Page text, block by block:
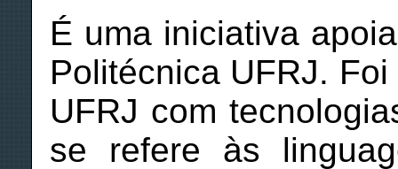
É uma iniciativa
Politécnica UFRJ.
UFRJ com
se refere às